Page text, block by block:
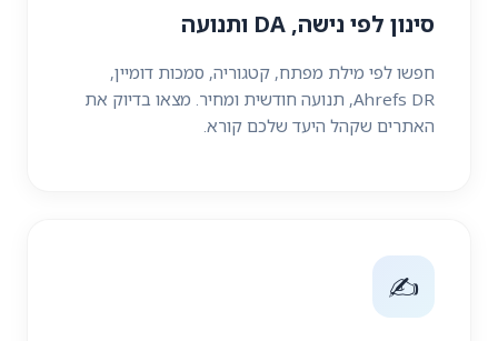
סינון לפי נישה, DA ותנועה
חפשו לפי מילת מפתח, קטגוריה, סמכות דומיין,
Ahrefs DR, תנועה חודשית ומחיר. מצאו בדיוק את
האתרים שקהל היעד שלכם קורא.
✍️